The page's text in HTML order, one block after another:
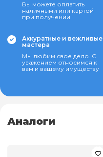
Вы можете оплатить
наличными или картой
при получении
Аккуратные и вежливые
мастера
Мы любим свое дело. С
уважением относимся к
вам и вашему имуществу
Аналоги